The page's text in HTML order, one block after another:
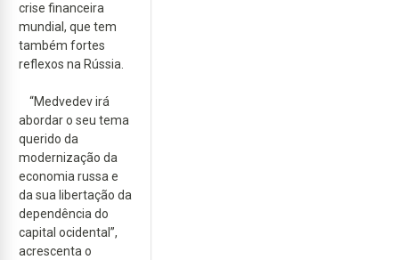
crise financeira
mundial, que tem
também fortes
reflexos na Rússia.
“Medvedev irá
abordar o seu tema
querido da
modernização da
economia russa e
da sua libertação da
dependência do
capital ocidental”,
acrescenta o